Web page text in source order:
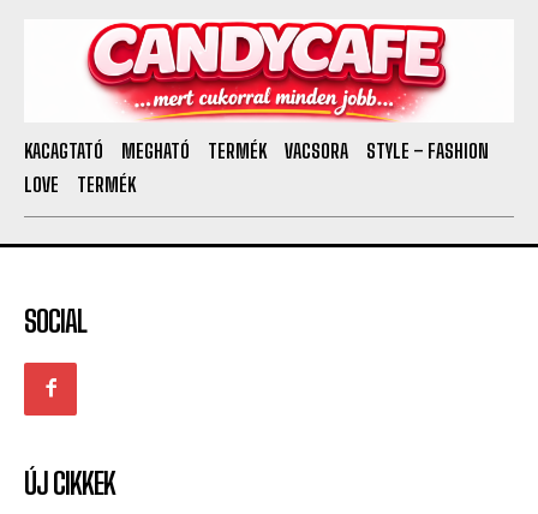
KACAGTATÓ MEGHATÓ TERMÉK VACSORA
STYLE – FASHION
LOVE
TERMÉK
SOCIAL
ÚJ CIKKEK